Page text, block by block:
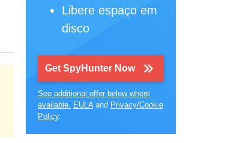
Libere espaço em
disco
Get SpyHunter Now
See additional offer below where
available. EULAand Privacy/Cookie
Policy.